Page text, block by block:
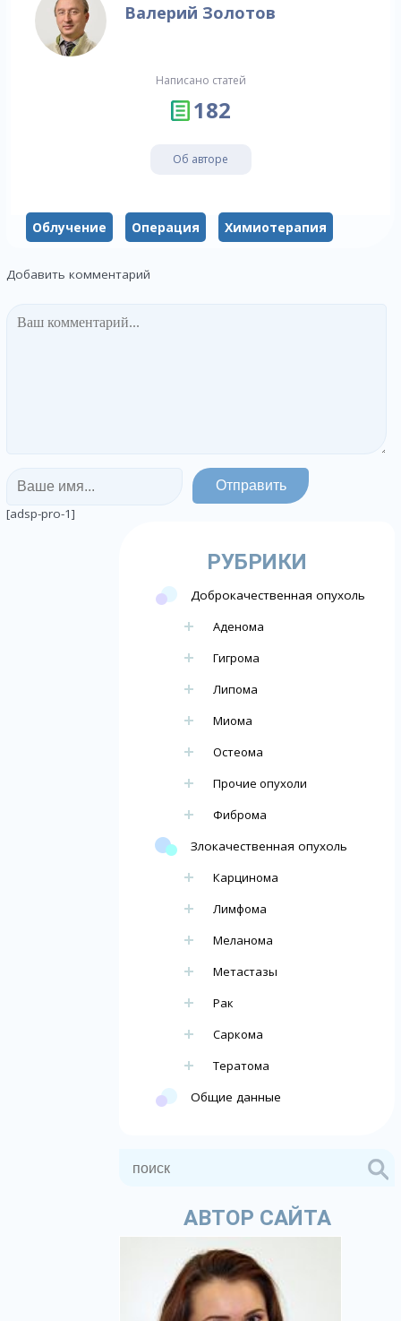
Валерий Золотов
Написано статей
182
Об авторе
Облучение Операция Химиотерапия
Добавить комментарий
[adsp-pro-1]
РУБРИКИ
Доброкачественная опухоль
Аденома
Гигрома
Липома
Миома
Остеома
Прочие опухоли
Фиброма
Злокачественная опухоль
Карцинома
Лимфома
Меланома
Метастазы
Рак
Саркома
Тератома
Общие данные
АВТОР САЙТА